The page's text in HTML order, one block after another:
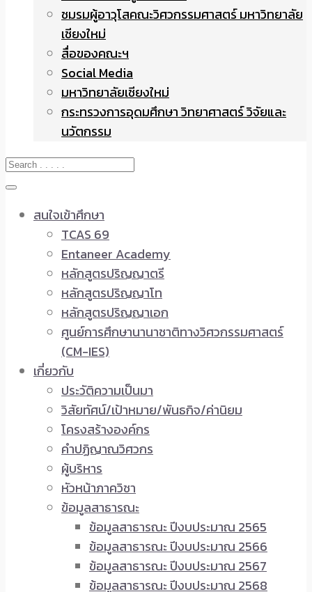
ชมรมผู้อาวุโสคณะวิศวกรรมศาสตร์ มหาวิทยาลัย
เชียงใหม่
สื่อของคณะฯ
Social Media
มหาวิทยาลัยเชียงใหม่
กระทรวงการอุดมศึกษา วิทยาศาสตร์ วิจัยและ
นวัตกรรม
สนใจเข้าศึกษา
TCAS 69
Entaneer Academy
หลักสูตรปริญญาตรี
หลักสูตรปริญญาโท
หลักสูตรปริญญาเอก
ศูนย์การศึกษานานาชาติทางวิศวกรรมศาสตร์
(CM-IES)
เกี่ยวกับ
ประวัติความเป็นมา
วิสัยทัศน์/เป้าหมาย/พันธกิจ/ค่านิยม
โครงสร้างองค์กร
คำปฏิญาณวิศวกร
ผู้บริหาร
หัวหน้าภาควิชา
ข้อมูลสาธารณะ
ข้อมูลสาธารณะ ปีงบประมาณ 2565
ข้อมูลสาธารณะ ปีงบประมาณ 2566
ข้อมูลสาธารณะ ปีงบประมาณ 2567
ข้อมูลสาธารณะ ปีงบประมาณ 2568